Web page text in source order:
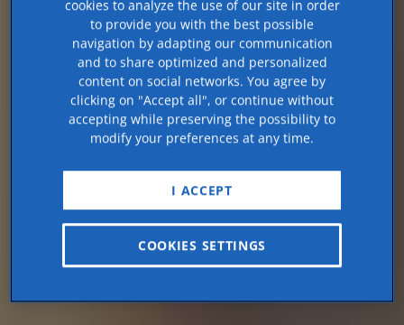
cookies to analyze the use of our site in order
to provide you with the best possible
navigation by adapting our communication
and to share optimized and personalized
content on social networks. You agree by
clicking on "Accept all", or continue without
accepting while preserving the possibility to
modify your preferences at any time.
I ACCEPT
COOKIES SETTINGS